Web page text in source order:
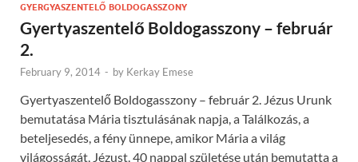
GYERGYASZENTELŐ BOLDOGASSZONY
Gyertyaszentelő Boldogasszony – február
2.
February 9, 2014 - by Kerkay Emese
Gyertyaszentelő Boldogasszony – február 2. Jézus Urunk
bemutatása Mária tisztulásának napja, a Találkozás, a
beteljesedés, a fény ünnepe, amikor Mária a világ
világosságát, Jézust, 40 nappal születése után bemutatta a